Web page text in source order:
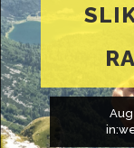
Aug
in: